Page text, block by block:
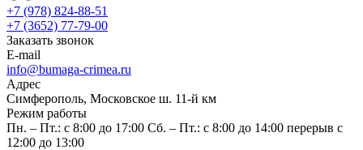
+7 (978) 824-88-51
+7 (3652) 77-79-00
Заказать звонок
E-mail
info@bumaga-crimea.ru
Адрес
Симферополь, Московское ш. 11-й км
Режим работы
Пн. – Пт.: с 8:00 до 17:00 Сб. – Пт.: с 8:00 до 14:00 перерыв с
12:00 до 13:00